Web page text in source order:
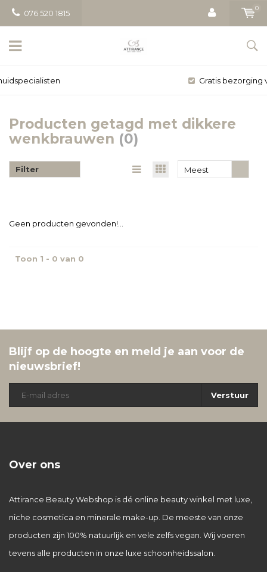
076 520 1815
0
Gratis bezorging vanaf € 50
Producten getagd met dikkere
wenkbrauwen (0)
Filter
Meest
Geen producten gevonden!...
Toon 1 - 0 van 0
Blijf op de hoogte en meld je aan voor de
nieuwsbrief!
Verstuur
Over ons
Attirance Beauty Webshop is dé online beauty winkel met luxe,
niche cosmetica en minerale make-up. De meeste van onze
producten zijn 100% natuurlijk en vele zelfs vegan. Wij voeren
tevens alle producten in onze luxe schoonheidssalon.